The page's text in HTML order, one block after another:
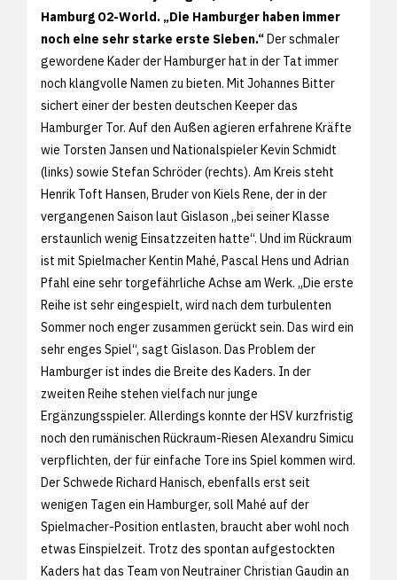
Hamburg O2-World. „Die Hamburger haben immer
noch eine sehr starke erste Sieben.“Der schmaler
gewordene Kader der Hamburger hat in der Tat immer
noch klangvolle Namen zu bieten. Mit Johannes Bitter
sichert einer der besten deutschen Keeper das
Hamburger Tor. Auf den Außen agieren erfahrene Kräfte
wie Torsten Jansen und Nationalspieler Kevin Schmidt
(links) sowie Stefan Schröder (rechts). Am Kreis steht
Henrik Toft Hansen, Bruder von Kiels Rene, der in der
vergangenen Saison laut Gislason „bei seiner Klasse
erstaunlich wenig Einsatzzeiten hatte“. Und im Rückraum
ist mit Spielmacher Kentin Mahé, Pascal Hens und Adrian
Pfahl eine sehr torgefährliche Achse am Werk. „Die erste
Reihe ist sehr eingespielt, wird nach dem turbulenten
Sommer noch enger zusammen gerückt sein. Das wird ein
sehr enges Spiel“, sagt Gislason. Das Problem der
Hamburger ist indes die Breite des Kaders. In der
zweiten Reihe stehen vielfach nur junge
Ergänzungsspieler. Allerdings konnte der HSV kurzfristig
noch den rumänischen Rückraum-Riesen Alexandru Simicu
verpflichten, der für einfache Tore ins Spiel kommen wird.
Der Schwede Richard Hanisch, ebenfalls erst seit
wenigen Tagen ein Hamburger, soll Mahé auf der
Spielmacher-Position entlasten, braucht aber wohl noch
etwas Einspielzeit. Trotz des spontan aufgestockten
Kaders hat das Team von Neutrainer Christian Gaudin an